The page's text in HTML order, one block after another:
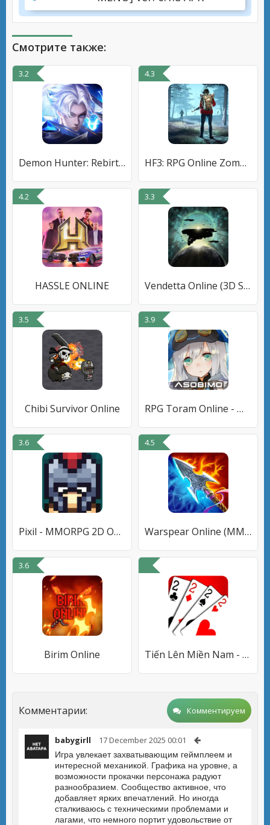
Смотрите также:
3.2
Demon Hunter: Rebirth-RU
4.3
HF3: RPG Online Zombie Shooter
4.2
HASSLE ONLINE
3.3
Vendetta Online (3D Space MMO)
3.5
Chibi Survivor Online
3.9
RPG Toram Online - MMORPG
3.6
Pixil - MMORPG 2D ONLINE RPG
4.5
Warspear Online (ММОРПГ, РПГ)
3.6
Birim Online Tiến Lên Miền Nam - Tien Len
Комментарии: Комментируем
babygirll 17 December 2025 00:01
Игра увлекает захватывающим геймплеем и
интересной механикой. Графика на уровне, а
возможности прокачки персонажа радуют
разнообразием. Сообщество активное, что
добавляет ярких впечатлений. Но иногда
сталкиваюсь с техническими проблемами и
лагами, что немного портит удовольствие от